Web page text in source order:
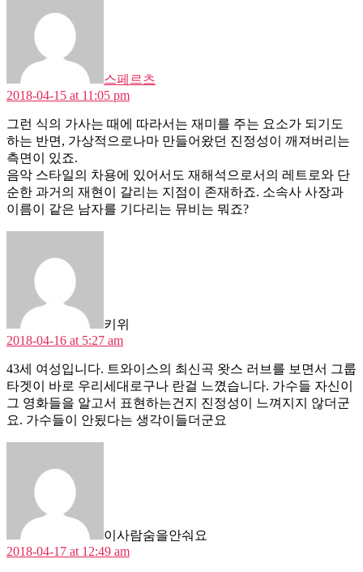
스페르츠
2018-04-15 at 11:05 pm
그런 식의 가사는 때에 따라서는 재미를 주는 요소가 되기도
하는 반면, 가상적으로나마 만들어왔던 진정성이 깨져버리는
측면이 있죠.
음악 스타일의 차용에 있어서도 재해석으로서의 레트로와 단
순한 과거의 재현이 갈리는 지점이 존재하죠. 소속사 사장과
이름이 같은 남자를 기다리는 뮤비는 뭐죠?
키위
2018-04-16 at 5:27 am
43세 여성입니다. 트와이스의 최신곡 왓스 러브를 보면서 그룹
타겟이 바로 우리세대로구나 란걸 느꼈습니다. 가수들 자신이
그 영화들을 알고서 표현하는건지 진정성이 느껴지지 않더군
요. 가수들이 안됬다는 생각이들더군요
이사람숨을안숴요
2018-04-17 at 12:49 am